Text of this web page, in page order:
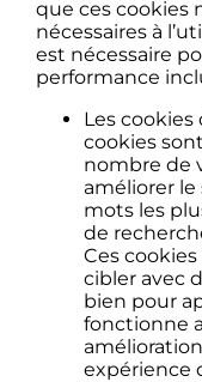
que ces cookies
nécessaires à
est nécessaire
performance
Les cookies
cookies
nombre de
améliorer
mots les
de
Ces
cibler avec
bien pour
fonctionne
expérience